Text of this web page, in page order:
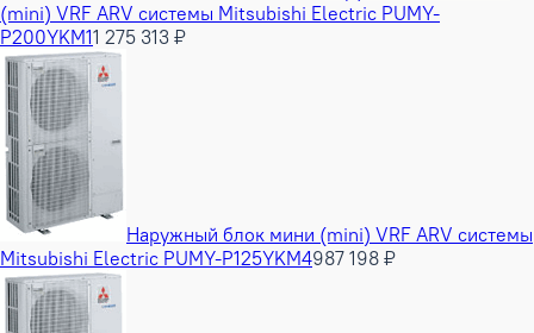
(mini) VRF ARV системы Mitsubishi Electric PUMY-
P200YKM11 275 313 ₽
Наружный блок мини (mini) VRF ARV системы
Mitsubishi Electric PUMY-P125YKM4987 198 ₽